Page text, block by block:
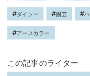
ダイソー 園芸
アースカラー
この記事のライター